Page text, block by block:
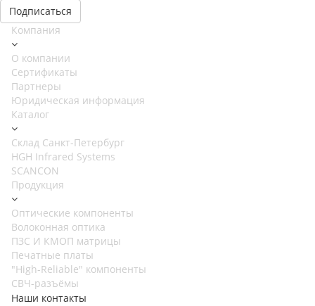
Компания
О компании
Сертификаты
Партнеры
Юридическая информация
Каталог
Cклад Санкт-Петербург
HGH Infrared Systems
SCANCON
Продукция
Оптические компоненты
Волоконная оптика
ПЗС И КМОП матрицы
Печатные платы
"High-Reliable" компоненты
СВЧ-разъёмы
Наши контакты